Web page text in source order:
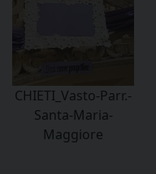
CHIETI_Vasto-Parr.-
Santa-Maria-
Maggiore